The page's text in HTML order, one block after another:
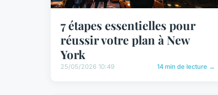
7 étapes essentielles pour
réussir votre plan à New
York
25/05/2026 10:49 14 min de lecture →